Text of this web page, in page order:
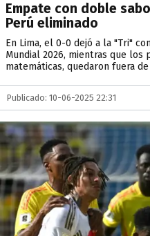
Empate con doble
Perú eliminado
En Lima, el 0-0 dejó a la "Tri"
Mundial 2026, mientras que los
matemáticas, quedaron fuera
Publicado: 10-06-2025 22:31